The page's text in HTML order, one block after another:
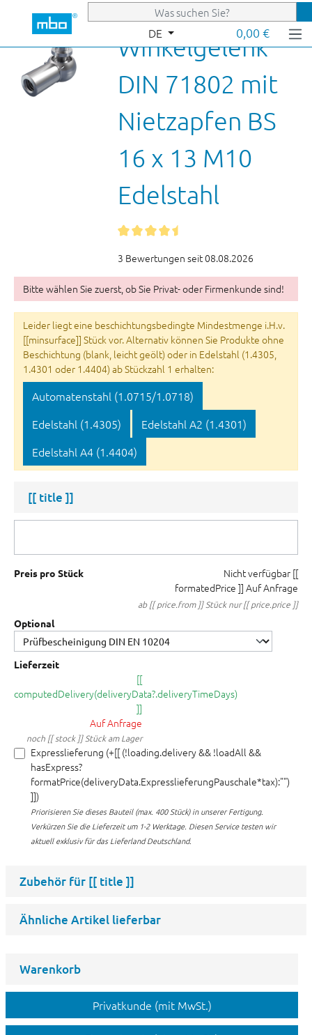
Zum Hauptinhalt springen
DE 0,00 €
Winkelgelenk
DIN 71802 mit
Nietzapfen BS
16 x 13 M10
Edelstahl
3 Bewertungen seit 08.08.2026
Bitte wählen Sie zuerst, ob Sie Privat- oder Firmenkunde sind!
Leider liegt eine beschichtungsbedingte Mindestmenge i.H.v.
[[minsurface]] Stück vor. Alternativ können Sie Produkte ohne
Beschichtung (blank, leicht geölt) oder in Edelstahl (1.4305,
1.4301 oder 1.4404) ab Stückzahl 1 erhalten:
Automatenstahl (1.0715/1.0718)
Edelstahl (1.4305)
Edelstahl A2 (1.4301)
Edelstahl A4 (1.4404)
[[ title ]]
Preis pro Stück Nicht verfügbar [[
formatedPrice ]] Auf Anfrage
ab [[ price.from ]] Stück nur [[ price.price ]]
Optional
Lieferzeit
[[
computedDelivery(deliveryData?.deliveryTimeDays)
]]
Auf Anfrage
noch [[ stock ]] Stück am Lager
Expresslieferung (+[[ (!loading.delivery && !loadAll &&
hasExpress?
formatPrice(deliveryData.ExpresslieferungPauschale*tax):"")
]])
Priorisieren Sie dieses Bauteil (max. 400 Stück) in unserer Fertigung.
Verkürzen Sie die Lieferzeit um 1-2 Werktage. Diesen Service testen wir
aktuell exklusiv für das Lieferland Deutschland.
Zubehör für [[ title ]]
Ähnliche Artikel lieferbar
Warenkorb
Privatkunde (mit MwSt.)